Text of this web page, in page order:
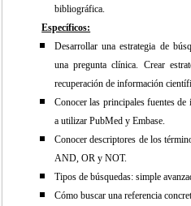
bibliográfica.
Específicos:
Desarrollar una estrategia de
una pregunta clínica. Crear
recuperación de información
Conocer las principales fuentes
a utilizar PubMed y Embase.
Conocer descriptores de los
AND, OR y NOT.
Tipos de búsquedas: simple
Cómo buscar una referencia